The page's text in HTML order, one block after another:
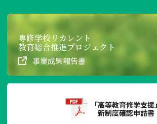
専修学校リカレント
教育総合推進プロジェクト
事業成果報告書
「高等教育修学支援」
新制度確認申請書